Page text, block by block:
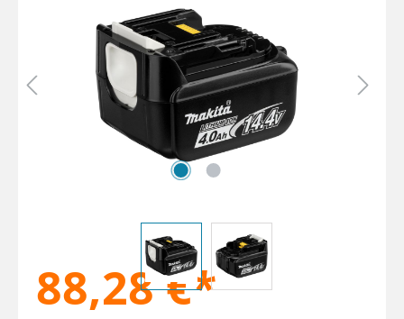
88,28 €*